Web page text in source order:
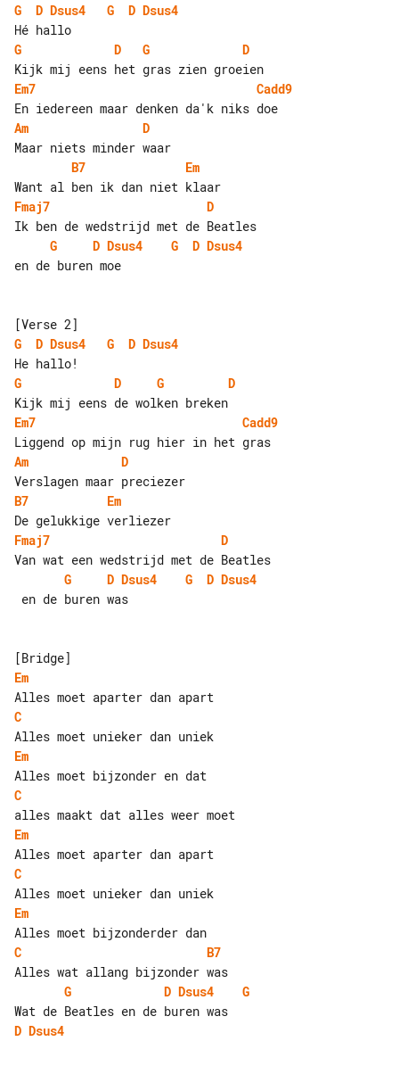
G
D Dsus4 G D Dsus4
G
D G
D
Em7
Cadd9
Am
D
B7
Em
Fmaj7
D
G
D Dsus4 G D Dsus4
en de buren moe
G
D Dsus4 G D Dsus4
G
D G
D
Em7
Cadd9
Am
D
B7
Em
Fmaj7
D
G
D Dsus4 G D Dsus4
Em
C
Em
C
Em
C
Em
C
B7
G
D Dsus4
G
D Dsus4